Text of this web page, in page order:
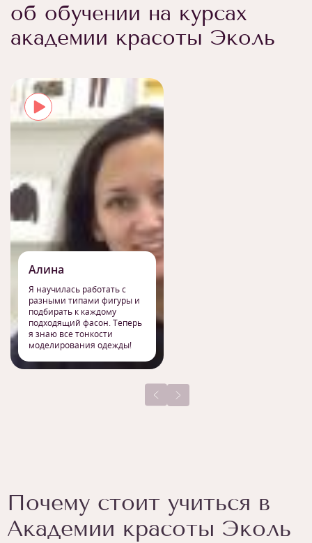
об обучении на курсах
академии красоты Эколь
Алина
Я научилась работать с
разными типами фигуры и
подбирать к каждому
подходящий фасон. Теперь
я знаю все тонкости
моделирования одежды!
Почему стоит учиться в
Академии красоты Эколь